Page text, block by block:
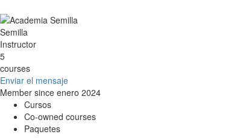
Semilla
Instructor
5
courses
Enviar el mensaje
Member since enero 2024
Cursos
Co-owned courses
Paquetes